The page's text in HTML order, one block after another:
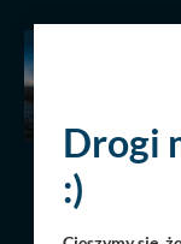
Zachód słońca
znad lasów w
Drogi
:)